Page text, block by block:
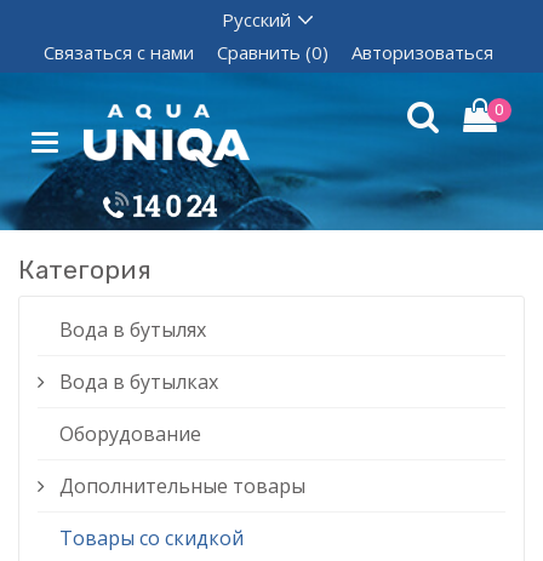
Связаться с нами Сравнить (0) Авторизоваться
0
Категория
Вода в бутылях
Вода в бутылках
Оборудование
Дополнительные товары
Товары со скидкой